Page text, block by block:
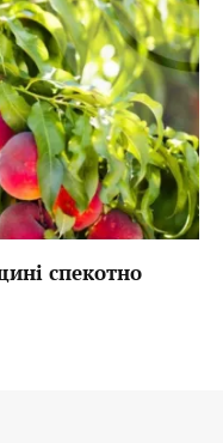
спекотно